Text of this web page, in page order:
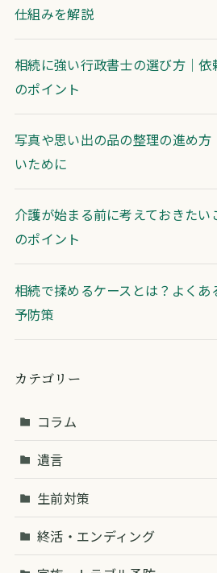
仕組みを解説
相続に強い行政書士の選び方｜
のポイント
写真や思い出の品の整理の進め
いために
介護が始まる前に考えておきた
のポイント
相続で揉めるケースとは？よく
予防策
カテゴリー
コラム
遺言
生前対策
終活・エンディング